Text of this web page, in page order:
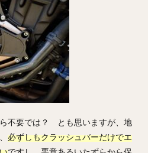
不要では？ とも思いますが、地
必ずしもクラッシュバーだけでエ